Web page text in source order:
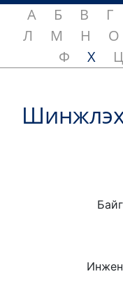
А Б В Г
Л
М Н О
Ф
Х Ц